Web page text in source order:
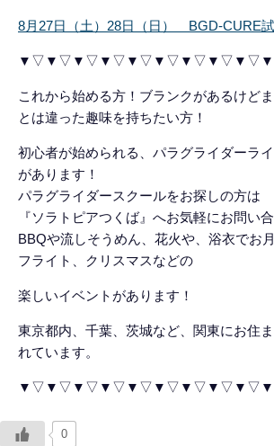
8月27日（土）28日（日） BGD-CURE
これから始める方！ブランクがあるけど
とは違った趣味を持ちたい方！
初心者が始められる、パラグライダーラ
があります！
パラグライダースクールをお探しの方は
『ソラトピアつくば』へお気軽にお問い
BBQや流しそうめん、花火や、浴衣でお
フライト、クリスマスなどの
楽しいイベントがあります！
東京都内、千葉、茨城など、関東にお住
れています。
0